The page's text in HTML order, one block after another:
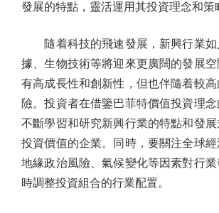
發展的特點，靈活運用其投資理念和策
隨着科技的飛速發展，新興行業如
據、生物技術等將迎來更廣闊的發展
有高成長性和創新性，但也伴隨着較
險。投資者在借鑒巴菲特價值投資理
不斷學習和研究新興行業的特點和發
投資價值的企業。同時，要關注全球經
地緣政治風險、氣候變化等因素對行業
時調整投資組合的行業配置。